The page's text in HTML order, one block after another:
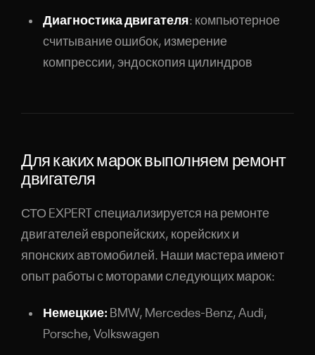
Диагностика двигателя: компьютерное
считывание ошибок, измерение
компрессии, эндоскопия цилиндров
Для каких марок выполняем ремонт
двигателя
СТО EXPERT специализируется на ремонте
двигателей европейских, корейских и
японских автомобилей. Наши мастера имеют
опыт работы с моторами следующих марок:
Немецкие: BMW, Mercedes-Benz, Audi,
Porsche, Volkswagen